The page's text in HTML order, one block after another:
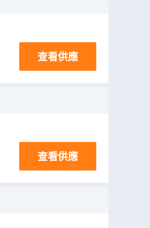
查看供應
查看供應